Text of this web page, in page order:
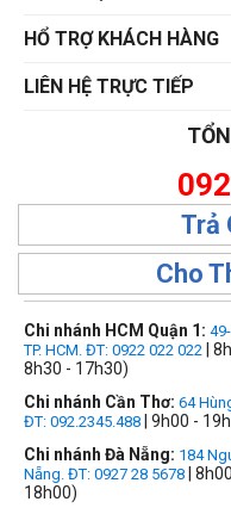
HỔ TRỢ KHÁCH HÀNG
LIÊN HỆ TRỰC TIẾP
Trả
Cho
Chi nhánh HCM Quận 1:
TP. HCM. ĐT: 0922 022 022 |
8h30 - 17h30)
Chi nhánh Cần Thơ: 64
ĐT: 092.2345.488 | 9h00 -
Chi nhánh Đà Nẵng: 184
Nẵng. ĐT: 0927 28 5678 |
18h00)